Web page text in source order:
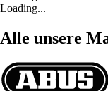
Loading...
Alle unsere